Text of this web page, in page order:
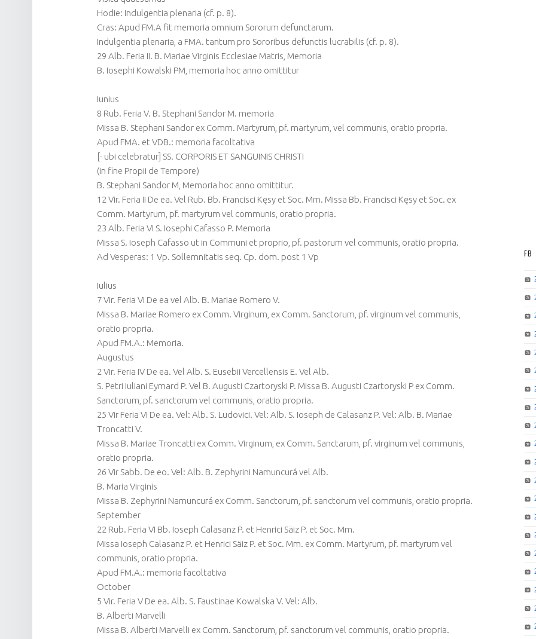
Hodie: Indulgentia plenaria (cf. p. 8).
Cras: Apud FM.A fit memoria omnium Sororum defunctarum.
Indulgentia plenaria, a FMA. tantum pro Sororibus defunctis lucrabilis (cf. p. 8).
29 Alb. Feria II. B. Mariae Virginis Ecclesiae Matris, Memoria
B. Iosephi Kowalski PM, memoria hoc anno omittitur
Iunius
8 Rub. Feria V. B. Stephani Sandor M. memoria
Missa B. Stephani Sandor ex Comm. Martyrum, pf. martyrum, vel communis, oratio propria.
Apud FMA. et VDB.: memoria facoltativa
[- ubi celebratur] SS. CORPORIS ET SANGUINIS CHRISTI
(in fine Propii de Tempore)
B. Stephani Sandor M, Memoria hoc anno omittitur.
12 Vir. Feria II De ea. Vel Rub. Bb. Francisci Kęsy et Soc. Mm. Missa Bb. Francisci Kęsy et Soc. ex
Comm. Martyrum, pf. martyrum vel communis, oratio propria.
23 Alb. Feria VI S. Iosephi Cafasso P. Memoria
Missa S. Ioseph Cafasso ut in Communi et proprio, pf. pastorum vel communis, oratio propria.
Ad Vesperas: 1 Vp. Sollemnitatis seq. Cp. dom. post 1 Vp
Iulius
7 Vir. Feria VI De ea vel Alb. B. Mariae Romero V.
Missa B. Mariae Romero ex Comm. Virginum, ex Comm. Sanctorum, pf. virginum vel communis,
oratio propria.
Apud FM.A.: Memoria.
Augustus
2 Vir. Feria IV De ea. Vel Alb. S. Eusebii Vercellensis E. Vel Alb.
S. Petri Iuliani Eymard P. Vel B. Augusti Czartoryski P. Missa B. Augusti Czartoryski P ex Comm.
Sanctorum, pf. sanctorum vel communis, oratio propria.
25 Vir Feria VI De ea. Vel: Alb. S. Ludovici. Vel: Alb. S. Ioseph de Calasanz P. Vel: Alb. B. Mariae
Troncatti V.
Missa B. Mariae Troncatti ex Comm. Virginum, ex Comm. Sanctarum, pf. virginum vel communis,
oratio propria.
26 Vir Sabb. De eo. Vel: Alb. B. Zephyrini Namuncurá vel Alb.
B. Maria Virginis
Missa B. Zephyrini Namuncurá ex Comm. Sanctorum, pf. sanctorum vel communis, oratio propria.
September
22 Rub. Feria VI Bb. Ioseph Calasanz P. et Henrici Säiz P. et Soc. Mm.
Missa Ioseph Calasanz P. et Henrici Säiz P. et Soc. Mm. ex Comm. Martyrum, pf. martyrum vel
communis, oratio propria.
Apud FM.A.: memoria facoltativa
October
5 Vir. Feria V De ea. Alb. S. Faustinae Kowalska V. Vel: Alb.
B. Alberti Marvelli
Missa B. Alberti Marvelli ex Comm. Sanctorum, pf. sanctorum vel communis, oratio propria.
FB